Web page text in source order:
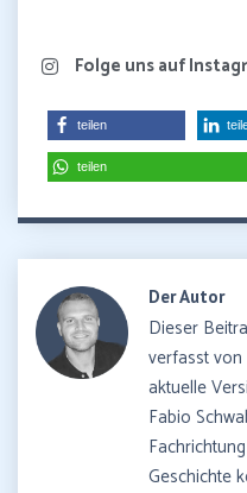
Folge uns auf
teilen
teilen
Der Autor
Dieser
verfasst von
aktuelle
Fabio
Geschichte